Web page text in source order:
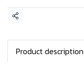
Condividi
Product description